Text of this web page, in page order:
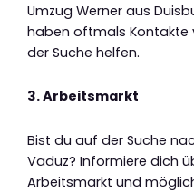
Umzug Werner aus
haben oftmals Kontakte
der Suche helfen.
3. Arbeitsmarkt
Bist du auf der Suche
Vaduz? Informiere dich
Arbeitsmarkt und